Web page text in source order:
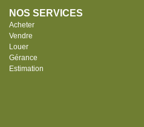
NOS SERVICES
Acheter
Vendre
Louer
Gérance
Estimation